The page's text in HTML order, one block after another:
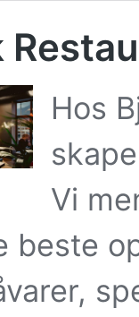
Hos
Vi
beste